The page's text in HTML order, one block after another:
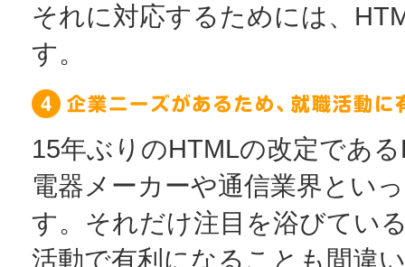
それに対応するためには、
す。
15年ぶりのHTMLの改定であ
電器メーカーや通信業界とい
す。それだけ注目を浴びてい
活動で有利になることも間違